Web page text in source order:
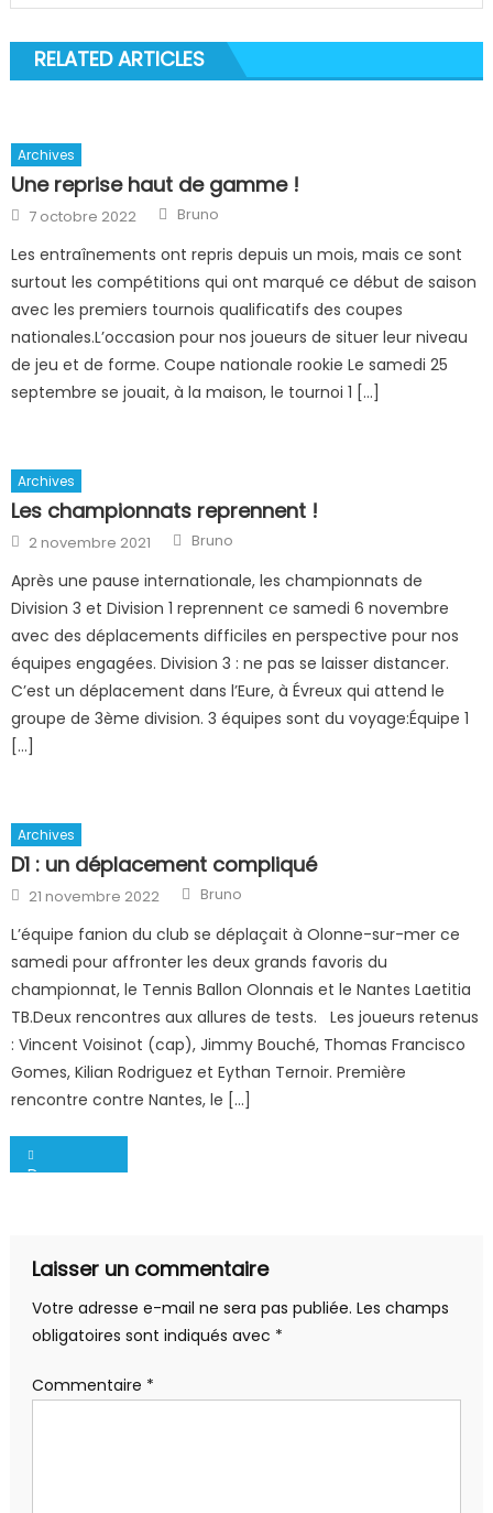
RELATED ARTICLES
Archives
Une reprise haut de gamme !
Posted
on
7 octobre 2022 Author
Bruno
Les entraînements ont repris depuis un mois, mais ce sont
surtout les compétitions qui ont marqué ce début de saison
avec les premiers tournois qualificatifs des coupes
nationales.L’occasion pour nos joueurs de situer leur niveau
de jeu et de forme. Coupe nationale rookie Le samedi 25
septembre se jouait, à la maison, le tournoi 1 […]
Archives
Les championnats reprennent !
Posted
on
2 novembre 2021 Author
Bruno
Après une pause internationale, les championnats de
Division 3 et Division 1 reprennent ce samedi 6 novembre
avec des déplacements difficiles en perspective pour nos
équipes engagées. Division 3 : ne pas se laisser distancer.
C’est un déplacement dans l’Eure, à Évreux qui attend le
groupe de 3ème division. 3 équipes sont du voyage:Équipe 1
[…]
Archives
D1 : un déplacement compliqué
Posted
on
21 novembre 2022 Author
Bruno
L’équipe fanion du club se déplaçait à Olonne-sur-mer ce
samedi pour affronter les deux grands favoris du
championnat, le Tennis Ballon Olonnais et le Nantes Laetitia
TB.Deux rencontres aux allures de tests. Les joueurs retenus
: Vincent Voisinot (cap), Jimmy Bouché, Thomas Francisco
Gomes, Kilian Rodriguez et Eythan Ternoir. Première
rencontre contre Nantes, le […]
Navigation
Des nouvelles des internationaux
Laisser un commentaire
Votre adresse e-mail ne sera pas publiée. Les champs
obligatoires sont indiqués avec *
Commentaire *